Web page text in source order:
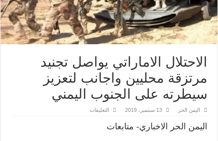
الاحتلال الاماراتي يواصل تجنيد
مرتزقة محليين واجانب لتعزيز
سيطرته على الجنوب اليمني
اليمن الحر 13 سبتمبر، 2019 التعليقات
اليمن الحر الاخباري- متابعات